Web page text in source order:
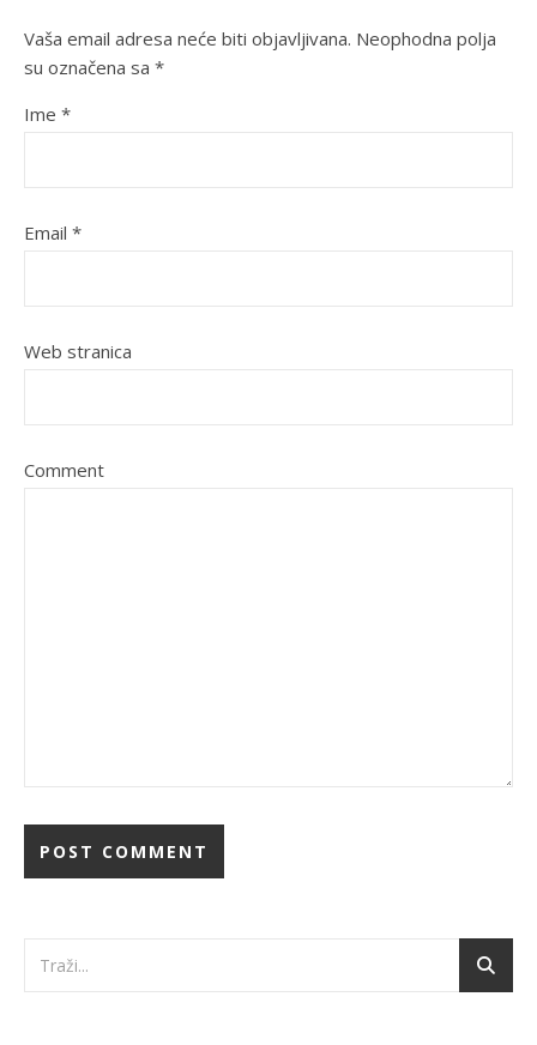
Vaša email adresa neće biti objavljivana. Neophodna polja
su označena sa *
Ime *
Email *
Web stranica
Comment